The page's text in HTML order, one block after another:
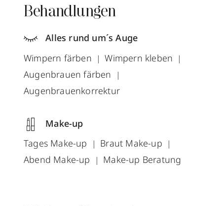
Behandlungen
Alles rund um´s Auge
Wimpern färben
Wimpern kleben
Augenbrauen färben
Augenbrauenkorrektur
Make-up
Tages Make-up
Braut Make-up
Abend Make-up
Make-up Beratung